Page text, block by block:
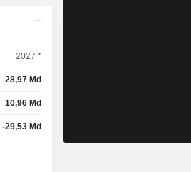
2027 *
28,97 Md
10,96 Md
-29,53 Md